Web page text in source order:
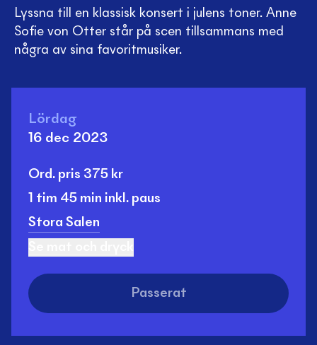
Lyssna till en klassisk konsert i julens toner. Anne
Sofie von Otter står på scen tillsammans med
några av sina favoritmusiker.
Lördag
16 dec 2023
Ord. pris 375 kr
1 tim 45 min inkl. paus
Stora Salen
Passerat